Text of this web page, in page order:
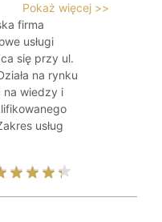
Pokaż więcej >>
firma
usługi
się przy ul.
na rynku
na wiedzy i
usług